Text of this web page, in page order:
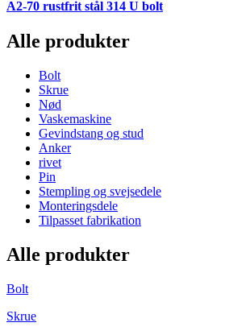
A2-70 rustfrit stål 314 U bolt
Alle produkter
Bolt
Skrue
Nød
Vaskemaskine
Gevindstang og stud
Anker
rivet
Pin
Stempling og svejsedele
Monteringsdele
Tilpasset fabrikation
Alle produkter
Bolt
Skrue